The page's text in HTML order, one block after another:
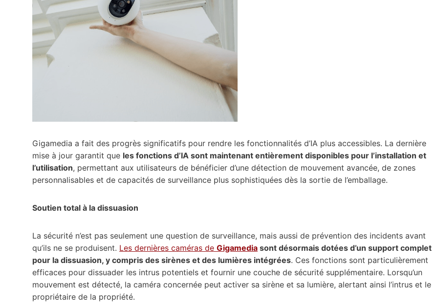
Gigamedia a fait des progrès significatifs pour rendre les fonctionnalités d’IA plus accessibles. La dernière
mise à jour garantit que les fonctions d’IA sont maintenant entièrement disponibles pour l’installation et
l’utilisation, permettant aux utilisateurs de bénéficier d’une détection de mouvement avancée, de zones
personnalisables et de capacités de surveillance plus sophistiquées dès la sortie de l’emballage.
Soutien total à la dissuasion
La sécurité n’est pas seulement une question de surveillance, mais aussi de prévention des incidents avant
qu’ils ne se produisent. Les dernières caméras de Gigamedia sont désormais dotées d’un support complet
pour la dissuasion, y compris des sirènes et des lumières intégrées. Ces fonctions sont particulièrement
efficaces pour dissuader les intrus potentiels et fournir une couche de sécurité supplémentaire. Lorsqu’un
mouvement est détecté, la caméra concernée peut activer sa sirène et sa lumière, alertant ainsi l’intrus et le
propriétaire de la propriété.